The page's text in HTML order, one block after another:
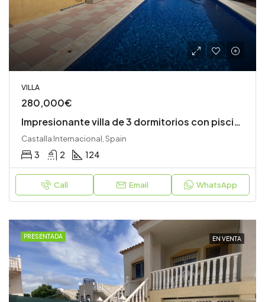
VILLA
280,000€
Impresionante villa de 3 dormitorios con piscina privada
Castalla Internacional, Spain
3 2 124
Call Email WhatsApp
PRESENTADA EN VENTA